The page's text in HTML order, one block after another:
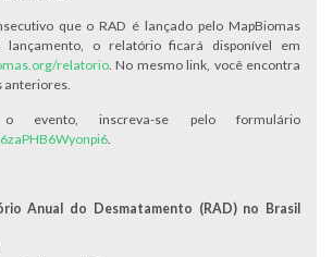
que o RAD é lançado pelo MapBiomas
o relatório ficará disponível em
relatorio. No mesmo link, você encontra
anteriores.
evento, inscreva-se pelo formulário
.
Anual do Desmatamento (RAD) no Brasil